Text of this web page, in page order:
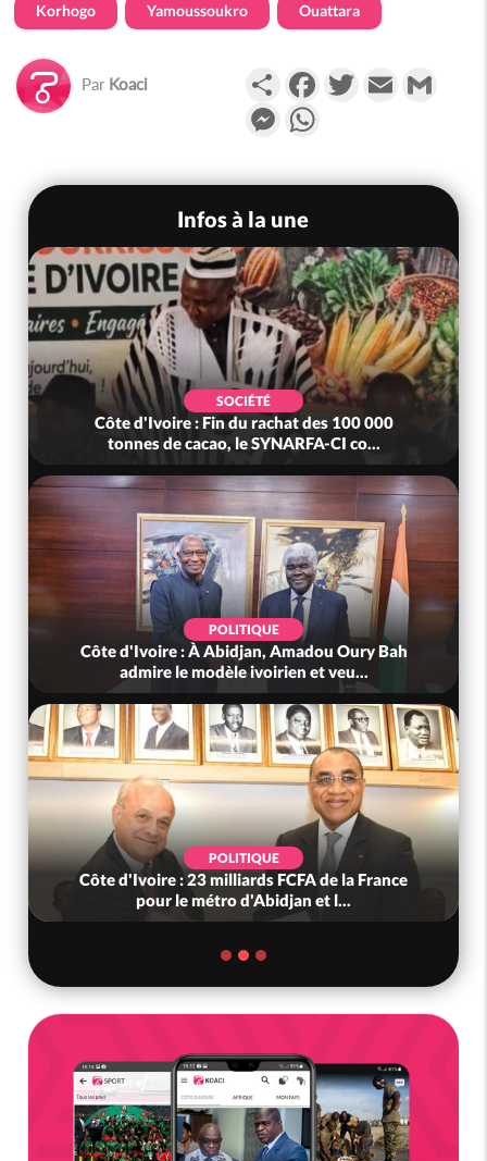
Korhogo Yamoussoukro Ouattara
Par Koaci PartagerFacebookTwitterEmail
Messenger
Infos à la une
SOCIÉTÉ
Côte d'Ivoire : Fin du rachat des 100 000
tonnes de cacao, le SYNARFA-CI co...
POLITIQUE
Côte d'Ivoire : À Abidjan, Amadou Oury Bah
admire le modèle ivoirien et veu...
POLITIQUE
Côte d'Ivoire : 23 milliards FCFA de la France
pour le métro d'Abidjan et l...